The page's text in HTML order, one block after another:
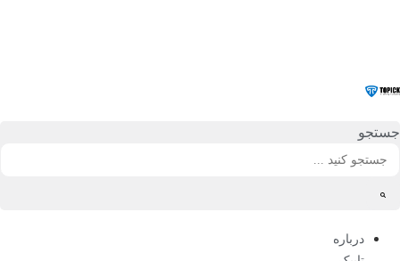
جستجو
درباره